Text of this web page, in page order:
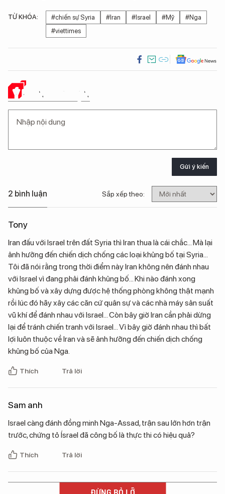
TỪ KHÓA: #chiến sự Syria #Iran #Israel #Mỹ
#Nga
#viettimes
Ý KIẾN CỦA BẠN
Gửi ý kiến
2 bình luận Sắp xếp theo:
Tony
Iran đấu với Israel trên đất Syria thì Iran thua là cái chắc... Mà lại
ảnh hưởng đến chiến dịch chống các loại khủng bố tại Syria...
Tôi đã nói rằng trong thời điểm này Iran không nên đánh nhau
với Israel vì đang phải đánh khủng bố... Khi nào đánh xong
khủng bố và xây dựng được hệ thống phòng không thật mạnh
rồi lúc đó hãy xây các căn cứ quân sự và các nhà máy sản suất
vũ khí để đánh nhau với Israel... Còn bây giờ Iran cần phải dừng
lại để tránh chiến tranh với Israel... Vì bây giờ đánh nhau thì bất
lợi luôn thuộc về Iran và sẽ ảnh hưởng đến chiến dịch chống
khủng bố của Nga.
Thích Trả lời
Sam anh
Israel càng đánh đồng minh Nga-Assad, trận sau lớn hơn trận
trước, chứng tỏ Ísrael đã công bố là thực thi có hiệu quả?
Thích Trả lời
ĐỪNG BỎ LỠ